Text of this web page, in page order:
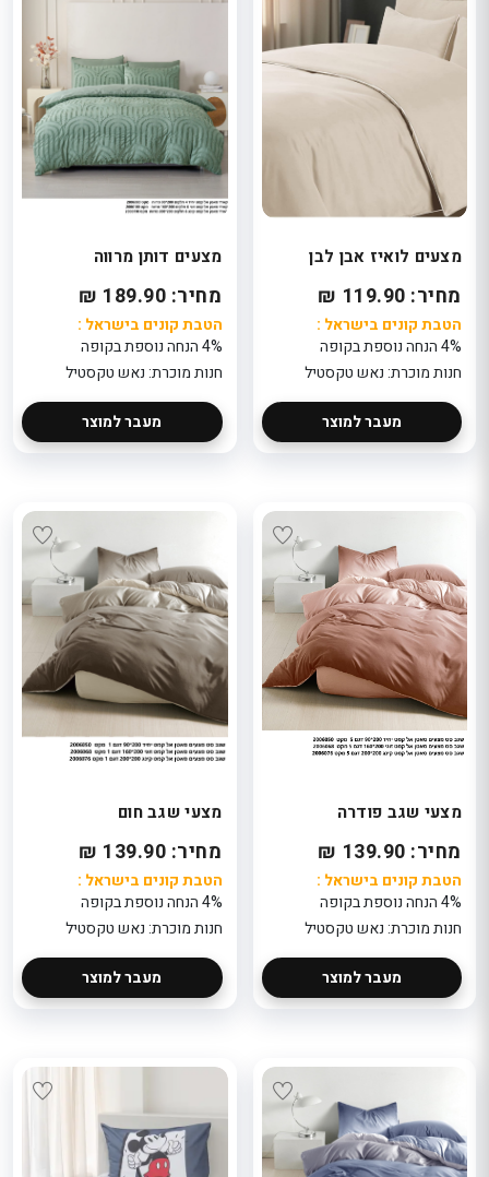
מצעים לואיז אבן לבן
מחיר: 119.90 ₪
הטבת קונים בישראל :
4% הנחה נוספת בקופה
חנות מוכרת: נאש טקסטיל
מעבר למוצר
מצעים דותן מרווה
מחיר: 189.90 ₪
הטבת קונים בישראל :
4% הנחה נוספת בקופה
חנות מוכרת: נאש טקסטיל
מעבר למוצר
מצעי שגב פודרה
מחיר: 139.90 ₪
הטבת קונים בישראל :
4% הנחה נוספת בקופה
חנות מוכרת: נאש טקסטיל
מעבר למוצר
מצעי שגב חום
מחיר: 139.90 ₪
הטבת קונים בישראל :
4% הנחה נוספת בקופה
חנות מוכרת: נאש טקסטיל
מעבר למוצר